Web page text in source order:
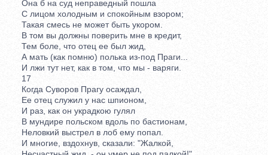
Она б на суд неправедный пошла
С лицом холодным и спокойным взором;
Такая смесь не может быть укором.
В том вы должны поверить мне в кредит,
Тем боле, что отец ее был жид,
А мать (как помню) полька из-под Праги...
И лжи тут нет, как в том, что мы - варяги.
17
Когда Суворов Прагу осаждал,
Ее отец служил у нас шпионом,
И раз, как он украдкою гулял
В мундире польском вдоль по бастионам,
Неловкий выстрел в лоб ему попал.
И многие, вздохнув, сказали: "Жалкой,